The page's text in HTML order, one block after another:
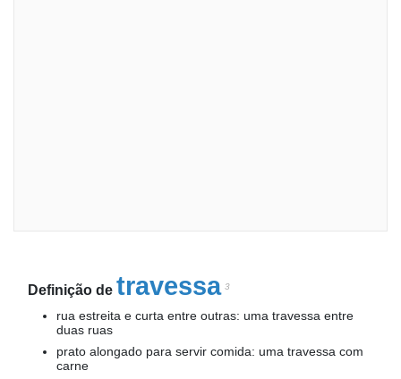
Definição de travessa 3
rua estreita e curta entre outras: uma travessa entre
duas ruas
prato alongado para servir comida: uma travessa com
carne